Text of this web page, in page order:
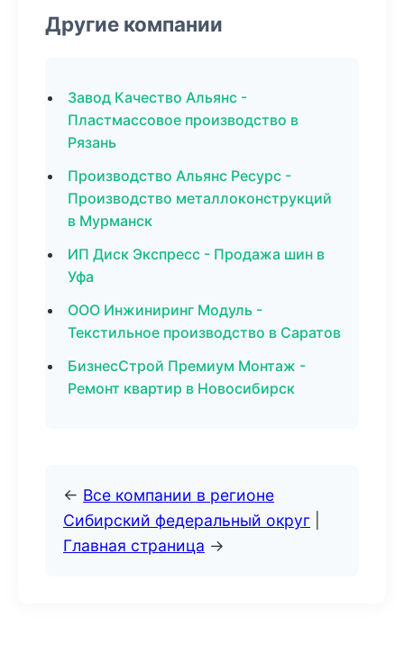
Другие компании
Завод Качество Альянс -
Пластмассовое производство в
Рязань
Производство Альянс Ресурс -
Производство металлоконструкций
в Мурманск
ИП Диск Экспресс - Продажа шин в
Уфа
ООО Инжиниринг Модуль -
Текстильное производство в Саратов
БизнесСтрой Премиум Монтаж -
Ремонт квартир в Новосибирск
← Все компании в регионе
Сибирский федеральный округ
Главная страница →